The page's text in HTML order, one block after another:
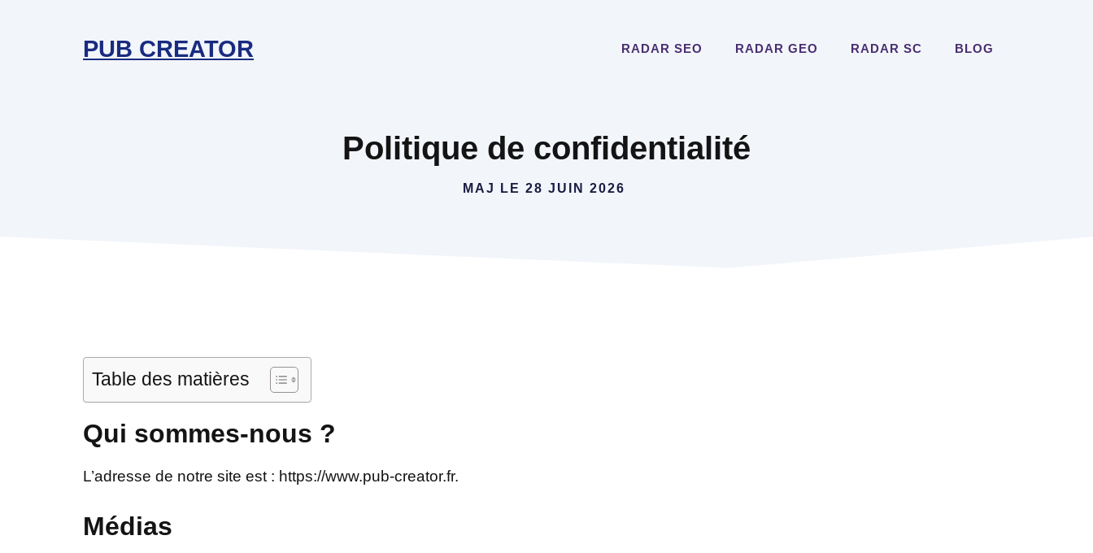
PUB CREATOR RADAR SEO RADAR GEO RADAR SC BLOG
Politique de confidentialité
MAJ LE 28 JUIN 2026
Table des matières
Qui sommes-nous ?
L’adresse de notre site est : https://www.pub-creator.fr.
Médias